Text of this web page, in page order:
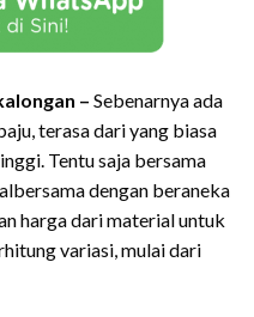
– Sebenarnya ada
terasa dari yang biasa
Tentu saja bersama
dengan beraneka
harga dari material untuk
variasi, mulai dari